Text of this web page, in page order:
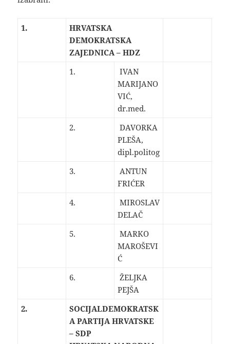
1.
HRVATSKA
DEMOKRATSKA
ZAJEDNICA – HDZ
1.
IVAN
MARIJANO
VIĆ,
dr.med.
2.
DAVORKA
PLEŠA,
dipl.politog
3.
ANTUN
FRIĆER
4.
MIROSLAV
DELAČ
5.
MARKO
MAROŠEVI
Ć
6.
ŽELJKA
PEJŠA
2.
SOCIJALDEMOKRATSK
A PARTIJA HRVATSKE
– SDP